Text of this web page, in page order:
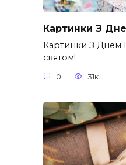
Картинки З
Картинки З Днем
святом!
0 31к.